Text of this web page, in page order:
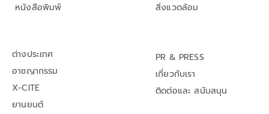
หนังสือพิมพ์
สิ่งแวดล้อม
ต่างประเทศ
อาชญากรรม
X-CITE
ยานยนต์
PR & PRESS
เกี่ยวกับเรา
ติดต่อและ สนับสนุน